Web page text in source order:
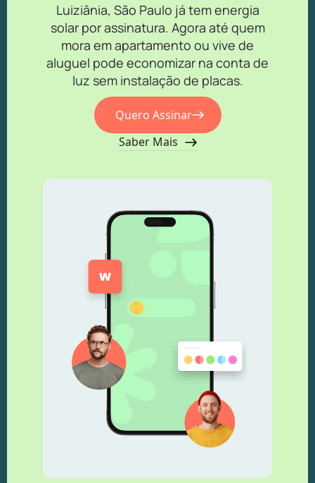
Luiziânia, São Paulo já tem energia
solar por assinatura. Agora até quem
mora em apartamento ou vive de
aluguel pode economizar na conta de
luz sem instalação de placas.
Quero Assinar
Saber Mais